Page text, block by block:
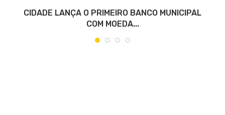
CIDADE LANÇA O PRIMEIRO BANCO MUNICIPAL
COM MOEDA...